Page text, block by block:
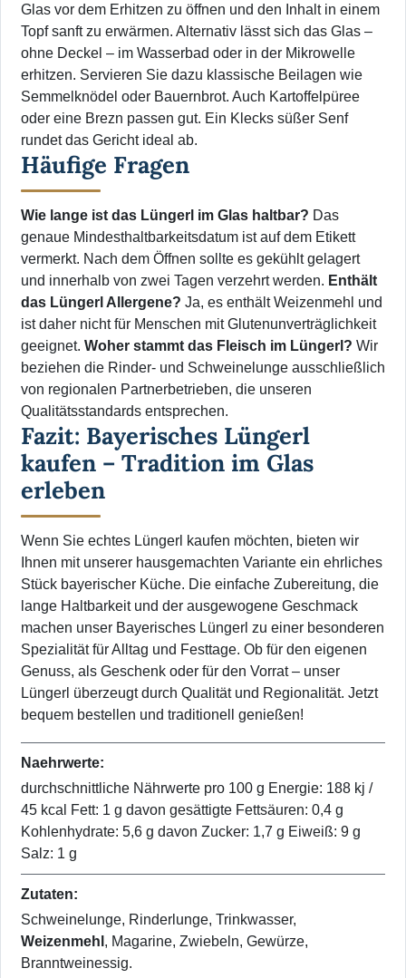
Glas vor dem Erhitzen zu öffnen und den Inhalt in einem
Topf sanft zu erwärmen. Alternativ lässt sich das Glas –
ohne Deckel – im Wasserbad oder in der Mikrowelle
erhitzen. Servieren Sie dazu klassische Beilagen wie
Semmelknödel oder Bauernbrot. Auch Kartoffelpüree
oder eine Brezn passen gut. Ein Klecks süßer Senf
rundet das Gericht ideal ab.
Häufige Fragen
Wie lange ist das Lüngerl im Glas haltbar? Das
genaue Mindesthaltbarkeitsdatum ist auf dem Etikett
vermerkt. Nach dem Öffnen sollte es gekühlt gelagert
und innerhalb von zwei Tagen verzehrt werden. Enthält
das Lüngerl Allergene? Ja, es enthält Weizenmehl und
ist daher nicht für Menschen mit Glutenunverträglichkeit
geeignet. Woher stammt das Fleisch im Lüngerl? Wir
beziehen die Rinder- und Schweinelunge ausschließlich
von regionalen Partnerbetrieben, die unseren
Qualitätsstandards entsprechen.
Fazit: Bayerisches Lüngerl
kaufen – Tradition im Glas
erleben
Wenn Sie echtes Lüngerl kaufen möchten, bieten wir
Ihnen mit unserer hausgemachten Variante ein ehrliches
Stück bayerischer Küche. Die einfache Zubereitung, die
lange Haltbarkeit und der ausgewogene Geschmack
machen unser Bayerisches Lüngerl zu einer besonderen
Spezialität für Alltag und Festtage. Ob für den eigenen
Genuss, als Geschenk oder für den Vorrat – unser
Lüngerl überzeugt durch Qualität und Regionalität. Jetzt
bequem bestellen und traditionell genießen!
Naehrwerte:
durchschnittliche Nährwerte pro 100 g Energie: 188 kj /
45 kcal Fett: 1 g davon gesättigte Fettsäuren: 0,4 g
Kohlenhydrate: 5,6 g davon Zucker: 1,7 g Eiweiß: 9 g
Salz: 1 g
Zutaten:
Schweinelunge, Rinderlunge, Trinkwasser,
Weizenmehl , Magarine, Zwiebeln, Gewürze,
Branntweinessig.